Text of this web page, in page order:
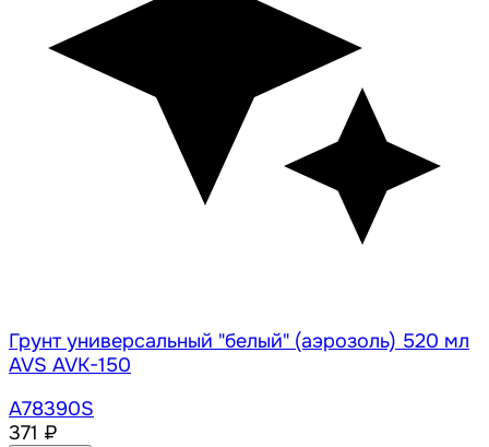
Грунт универсальный "белый" (аэрозоль) 520 мл
AVS AVK-150
A78390S
371 ₽